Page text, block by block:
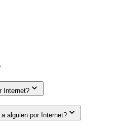
Internet?
alguien por Internet?